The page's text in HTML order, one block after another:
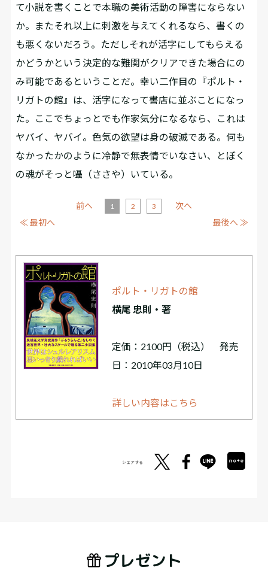
て小説を書くことで本職の美術活動の障害にならない
か。またそれ以上に刺激を与えてくれるなら、書くの
も悪くないだろう。ただしそれが活字にしてもらえる
かどうかという決定的な難関がクリアできた場合にの
み可能であるということだ。幸い二作目の『ポルト・
リガトの館』は、活字になって書店に並ぶことになっ
た。ここでちょっとでも作家気分になるなら、これは
ヤバイ、ヤバイ。色気の欲望は身の破滅である。何も
なかったかのように冷静で無表情でいなさい、とぼく
の魂がそっと囁（ささや）いている。
≪ 最初へ
前へ 1 2 3
次へ
最後へ ≫
ポルト・リガトの館
横尾 忠則・著
定価：2100円（税込） 発売
日：2010年03月10日
詳しい内容はこちら
シェアする
プレゼント